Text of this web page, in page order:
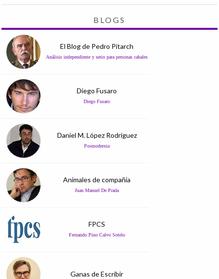
BLOGS
El Blog de Pedro Pitarch
Análisis independiente y serio para personas cabales
Diego Fusaro
Diego Fusaro
Daniel M. López Rodríguez
Posmodernia
Animales de compañía
Juan Manuel De Prada
FPCS
Fernando Pino Calvo Sotelo
Ganas de Escribir